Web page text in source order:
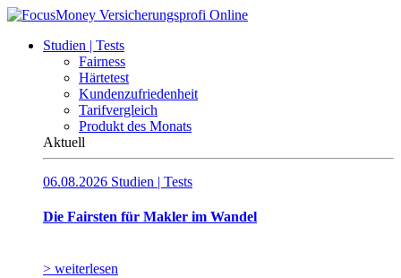
Studien | Tests
Fairness
Härtetest
Kundenzufriedenheit
Tarifvergleich
Produkt des Monats
Aktuell
06.08.2026 Studien | Tests
Die Fairsten für Makler im Wandel
> weiterlesen